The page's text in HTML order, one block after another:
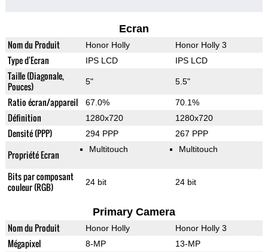
Ecran
Nom du Produit Honor Holly Honor Holly 3
Type d'Ecran IPS LCD IPS LCD
Taille (Diagonale,
Pouces)
5" 5.5"
Ratio écran/appareil 67.0% 70.1%
Définition 1280x720 1280x720
Densité (PPP) 294 PPP 267 PPP
Propriété Ecran Multitouch Multitouch
Bits par composant
couleur (RGB)
24 bit 24 bit
Primary Camera
Nom du Produit Honor Holly Honor Holly 3
Mégapixel 8-MP 13-MP